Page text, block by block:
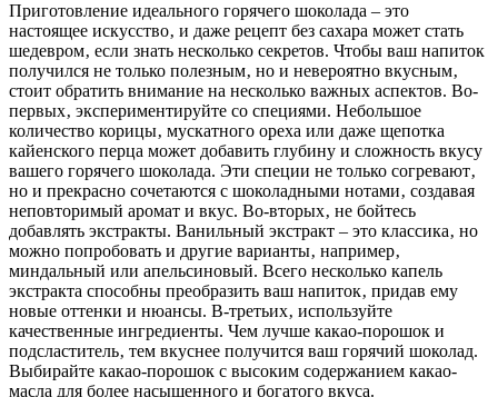
Приготовление идеального горячего шоколада – это
настоящее искусство‚ и даже рецепт без сахара может стать
шедевром‚ если знать несколько секретов. Чтобы ваш напиток
получился не только полезным‚ но и невероятно вкусным‚
стоит обратить внимание на несколько важных аспектов. Во-
первых‚ экспериментируйте со специями. Небольшое
количество корицы‚ мускатного ореха или даже щепотка
кайенского перца может добавить глубину и сложность вкусу
вашего горячего шоколада. Эти специи не только согревают‚
но и прекрасно сочетаются с шоколадными нотами‚ создавая
неповторимый аромат и вкус. Во-вторых‚ не бойтесь
добавлять экстракты. Ванильный экстракт – это классика‚ но
можно попробовать и другие варианты‚ например‚
миндальный или апельсиновый. Всего несколько капель
экстракта способны преобразить ваш напиток‚ придав ему
новые оттенки и нюансы. В-третьих‚ используйте
качественные ингредиенты. Чем лучше какао-порошок и
подсластитель‚ тем вкуснее получится ваш горячий шоколад.
Выбирайте какао-порошок с высоким содержанием какао-
масла для более насыщенного и богатого вкуса.